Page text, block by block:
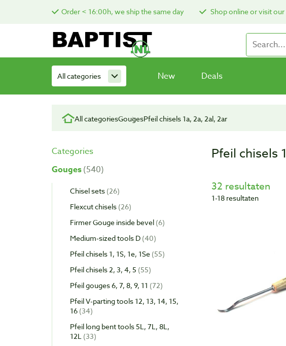
Order < 16:00h, we ship the same day Shop online or visit
All categories New Deals
All categoriesGougesPfeil chisels 1a, 2a, 2al, 2ar
Categories
Gouges 540
Chisel sets 26
Flexcut chisels 26
Firmer Gouge inside bevel 6
Medium-sized tools D 40
Pfeil chisels 1, 1S, 1e, 1Se 55
Pfeil chisels 2, 3, 4, 5 55
Pfeil gouges 6, 7, 8, 9, 11 72
Pfeil V-parting tools 12, 13, 14, 15,
16 34
Pfeil long bent tools 5L, 7L, 8L,
12L 33
Pfeil chisels
32 resultaten
1-18 resultaten